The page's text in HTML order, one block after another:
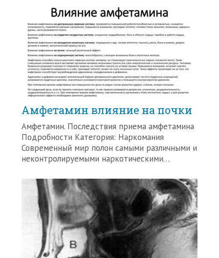
Амфетамин влияние на почки
Амфетамин. Последствия приема амфетамина
Подробности Категория: Наркомания
Современный мир полон самыми различными и
неконтролируемыми наркотическими…